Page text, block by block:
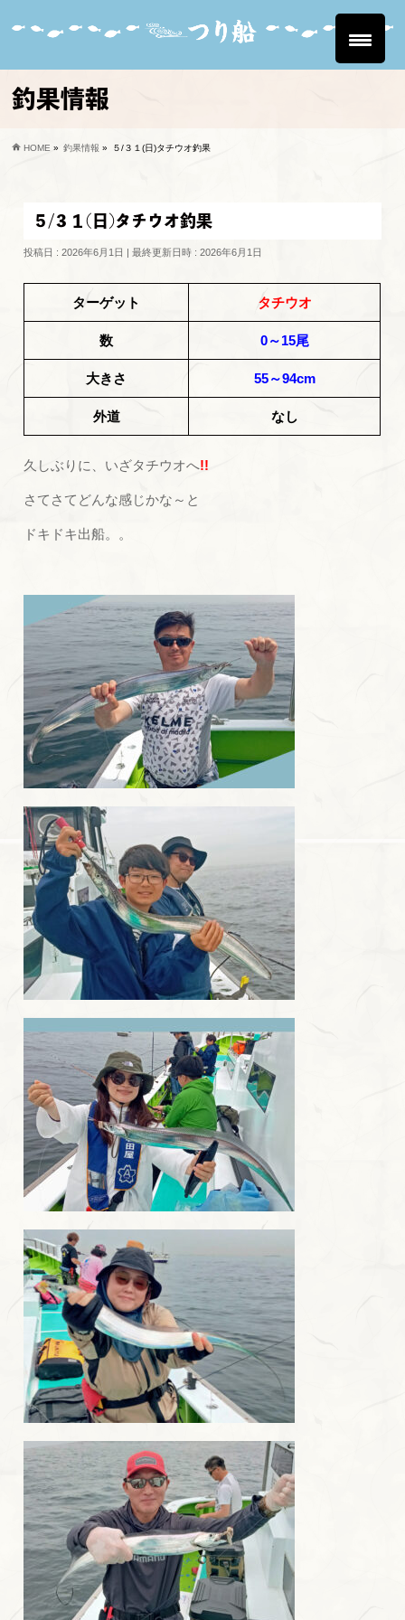
釣果情報
HOME » 釣果情報 » ５/３１(日)タチウオ釣果
５/３１(日)タチウオ釣果
投稿日 : 2026年6月1日 最終更新日時 : 2026年6月1日
ターゲット タチウオ
数 0～15尾
大きさ 55～94cm
外道 なし
久しぶりに、いざタチウオへ!!
さてさてどんな感じかな～と
ドキドキ出船。。